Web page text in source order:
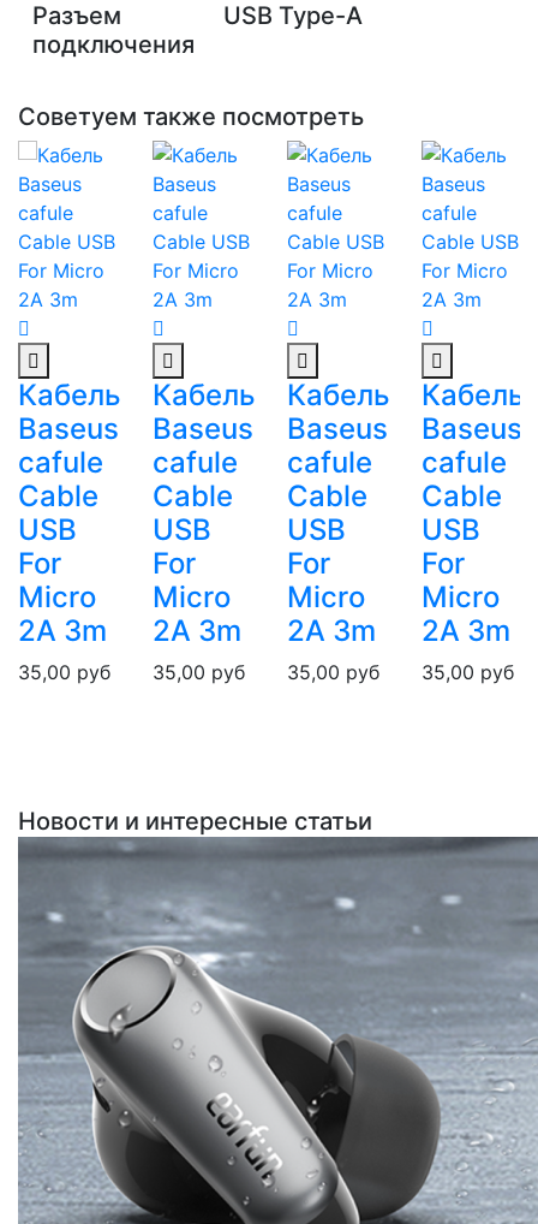
Разъем
подключения
USB Type-A
Советуем также посмотреть
Кабель
Baseus
cafule
Cable
USB
For
Micro
2A 3m
35,00 руб
Кабель
Baseus
cafule
Cable
USB
For
Micro
2A 3m
35,00 руб
Кабель
Baseus
cafule
Cable
USB
For
Micro
2A 3m
35,00 руб
Кабель
Baseus
cafule
Cable
USB
For
Micro
2A 3m
35,00 руб
Новости и интересные статьи